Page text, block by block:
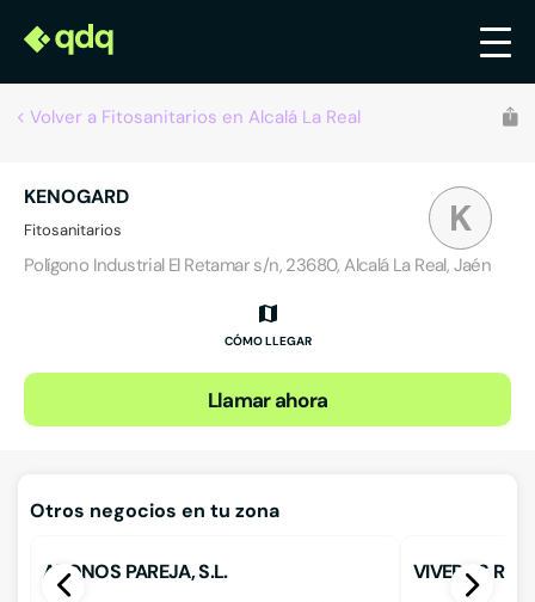
Volver a Fitosanitarios en Alcalá La Real
K
KENOGARD
Fitosanitarios
Polígono Industrial El Retamar s/n, 23680, Alcalá La Real, Jaén
CÓMO LLEGAR
Llamar ahora
Otros negocios en tu zona
ABONOS PAREJA, S.L. VIVEROS